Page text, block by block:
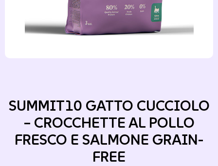
SUMMIT10 GATTO CUCCIOLO
– CROCCHETTE AL POLLO
FRESCO E SALMONE GRAIN-
FREE